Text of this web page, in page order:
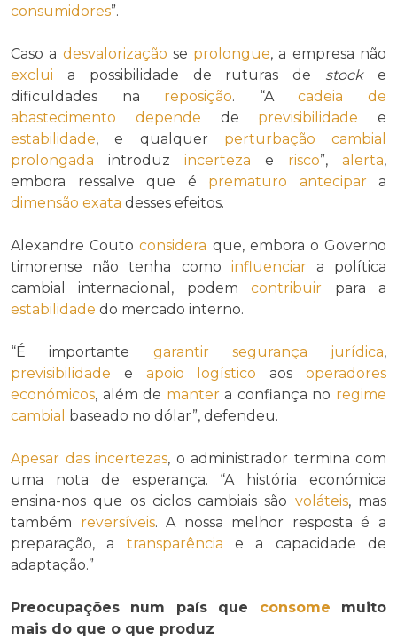
consumidores”.
Caso a desvalorização se prolongue, a empresa não
exclui a possibilidade de ruturas de stocke
dificuldades na reposição. “Acadeia de
abastecimento
depende de previsibilidade e
estabilidade, e qualquer perturbação cambial
prolongada introduz incerteza e risco”, alerta,
embora ressalve que é prematuro antecipara
dimensão exata desses efeitos.
Alexandre Coutoconsidera que, embora o Governo
timorense não tenha como influenciara política
cambial internacional, podemcontribuir para a
estabilidade do mercado interno.
“É importante garantir segurança jurídica,
previsibilidade e apoio logístico aosoperadores
económicos, além de mantera confiança no regime
cambial baseado no dólar”, defendeu.
Apesar das incertezas, o administrador termina com
uma nota de esperança. “A história económica
ensina-nos que os ciclos cambiais são voláteis, mas
também reversíveis. A nossa melhor resposta é a
preparação, a transparência e a capacidade de
adaptação.”
Preocupações num país que consome muito
mais do que o que produz